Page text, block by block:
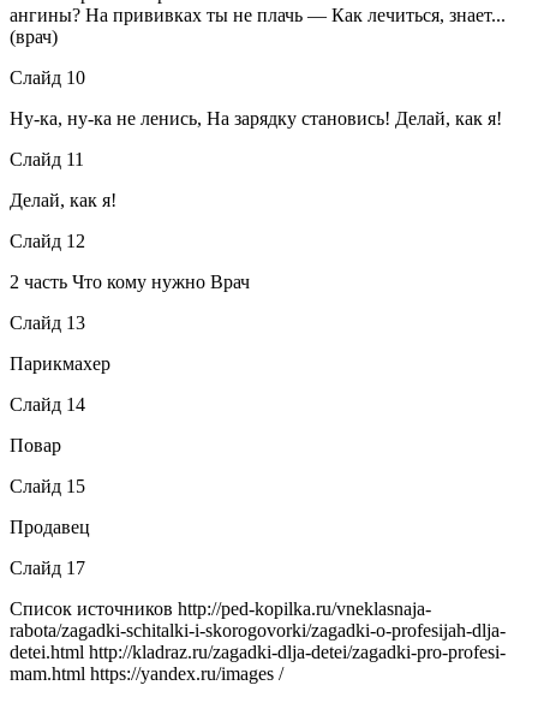
ангины? На прививках ты не плачь — Как лечиться, знает...
(врач)
Слайд 10
Ну-ка, ну-ка не ленись, На зарядку становись! Делай, как я!
Слайд 11
Делай, как я!
Слайд 12
2 часть Что кому нужно Врач
Слайд 13
Парикмахер
Слайд 14
Повар
Слайд 15
Продавец
Слайд 17
Список источников http://ped-kopilka.ru/vneklasnaja-
rabota/zagadki-schitalki-i-skorogovorki/zagadki-o-profesijah-dlja-
detei.html http://kladraz.ru/zagadki-dlja-detei/zagadki-pro-profesi-
mam.html https://yandex.ru/images /